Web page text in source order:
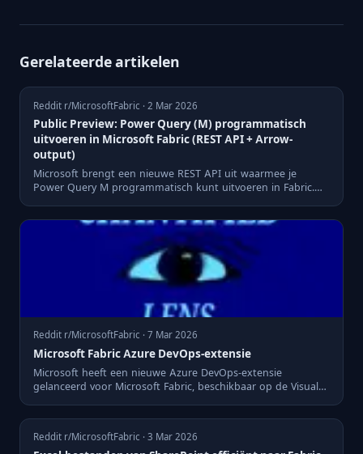
Gerelateerde artikelen
Reddit r/MicrosoftFabric · 2 Mar 2026
Public Preview: Power Query (M) programmatisch
uitvoeren in Microsoft Fabric (REST API + Arrow-
output)
Microsoft brengt een nieuwe REST API uit waarmee je
Power Query M programmatisch kunt uitvoeren in Fabric.
Reddit r/MicrosoftFabric · 7 Mar 2026
Microsoft Fabric Azure DevOps-extensie
Microsoft heeft een nieuwe Azure DevOps-extensie
gelanceerd voor Microsoft Fabric, beschikbaar op de Visual
Reddit r/MicrosoftFabric · 3 Mar 2026